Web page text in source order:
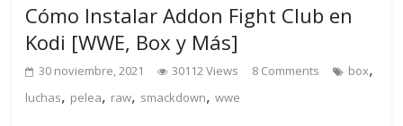
Cómo Instalar Addon Fight Club en
Kodi [WWE, Box y Más]
30 noviembre, 2021 30112 Views 8 Comments box,
luchas, pelea, raw, smackdown,wwe